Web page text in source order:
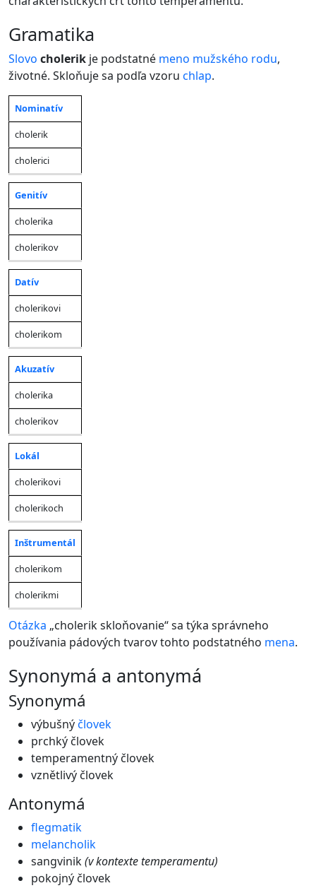
gramatika
Slovo cholerik je podstatné meno mužského rodu,
životné. Skloňuje sa podľa vzoru chlap.
Pád
Jednotné
číslo
Nominatív
cholerik
cholerici
Genitív
cholerika
cholerikov
Datív
cholerikovi
cholerikom
Akuzatív
cholerika
cholerikov
Lokál
cholerikovi
cholerikoch
Inštrumentál
cholerikom
cholerikmi
Otázka „cholerik skloňovanie“ sa týka správneho
používania pádových tvarov tohto podstatného mena.
synonymá a antonymá
Synonymá
výbušnýčlovek
prchký človek
temperamentný človek
vznětlivý človek
Antonymá
flegmatik
melancholik
sangvinik(v kontexte temperamentu)
pokojný človek